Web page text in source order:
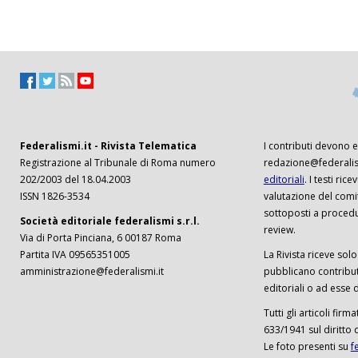
Federalismi.it - Rivista Telematica
Registrazione al Tribunale di Roma numero
202/2003 del 18.04.2003
ISSN 1826-3534
Società editoriale federalismi s.r.l.
Via di Porta Pinciana, 6 00187 Roma
Partita IVA 09565351005
amministrazione@federalismi.it
I contributi devono
editoriali. I testi
valutazione del
sottoposti a
review.
La Rivista riceve
pubblicano
editoriali o ad esse
Tutti gli articoli
633/1941 sul diritto
Le foto presenti su